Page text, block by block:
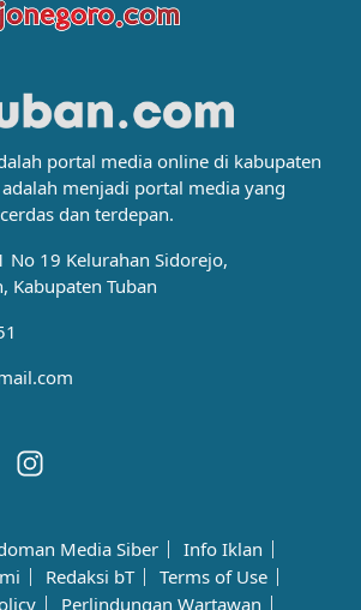
portal media online di kabupaten
menjadi portal media yang
dan terdepan.
No 19 Kelurahan Sidorejo,
Kabupaten Tuban
Media Siber
Info Iklan
Redaksi bT
Terms of Use
Perlindungan Wartawan